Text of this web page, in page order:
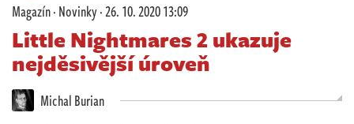
Redakce
Živě
Magazín·Novinky·26. 10. 2020 13:09
Little Nightmares 2 ukazuje
nejděsivější úroveň
Michal Burian